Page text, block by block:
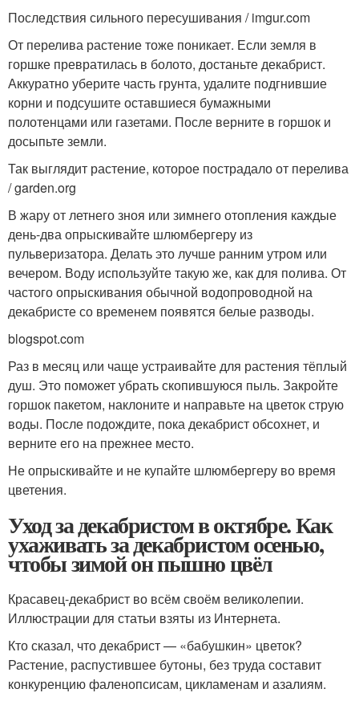
Последствия сильного пересушивания / imgur.com
От перелива растение тоже поникает. Если земля в
горшке превратилась в болото, достаньте декабрист.
Аккуратно уберите часть грунта, удалите подгнившие
корни и подсушите оставшиеся бумажными
полотенцами или газетами. После верните в горшок и
досыпьте земли.
Так выглядит растение, которое пострадало от перелива
/ garden.org
В жару от летнего зноя или зимнего отопления каждые
день-два опрыскивайте шлюмбергеру из
пульверизатора. Делать это лучше ранним утром или
вечером. Воду используйте такую же, как для полива. От
частого опрыскивания обычной водопроводной на
декабристе со временем появятся белые разводы.
blogspot.com
Раз в месяц или чаще устраивайте для растения тёплый
душ. Это поможет убрать скопившуюся пыль. Закройте
горшок пакетом, наклоните и направьте на цветок струю
воды. После подождите, пока декабрист обсохнет, и
верните его на прежнее место.
Не опрыскивайте и не купайте шлюмбергеру во время
цветения.
Уход за декабристом в октябре. Как
ухаживать за декабристом осенью,
чтобы зимой он пышно цвёл
Красавец-декабрист во всём своём великолепии.
Иллюстрации для статьи взяты из Интернета.
Кто сказал, что декабрист — «бабушкин» цветок?
Растение, распустившее бутоны, без труда составит
конкуренцию фаленопсисам, цикламенам и азалиям.